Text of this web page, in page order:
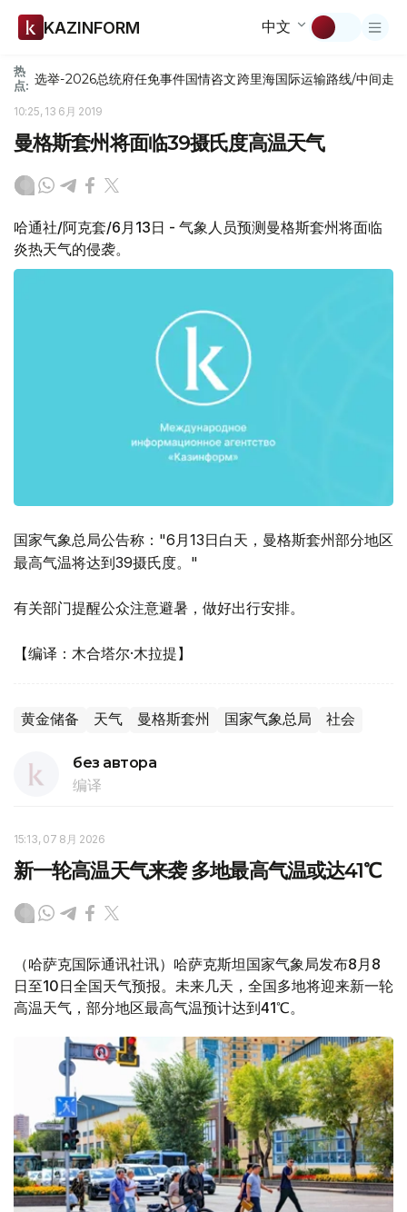
KAZINFORM 中文
热
点: 选举-2026总统府任免事件国情咨文跨里海国际运输路线/中间走廊
10:25, 13 6月 2019
曼格斯套州将面临39摄氏度高温天气
哈通社/阿克套/6月13日 - 气象人员预测曼格斯套州将面临
炎热天气的侵袭。
国家气象总局公告称："6月13日白天，曼格斯套州部分地区
最高气温将达到39摄氏度。"
有关部门提醒公众注意避暑，做好出行安排。
【编译：木合塔尔·木拉提】
黄金储备 天气 曼格斯套州 国家气象总局 社会
без автора
编译
15:13, 07 8月 2026
新一轮高温天气来袭 多地最高气温或达41℃
（哈萨克国际通讯社讯）哈萨克斯坦国家气象局发布8月8
日至10日全国天气预报。未来几天，全国多地将迎来新一轮
高温天气，部分地区最高气温预计达到41℃。